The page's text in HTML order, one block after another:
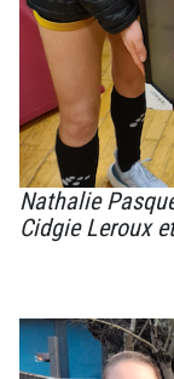
Nathalie
Cidgie Leroux